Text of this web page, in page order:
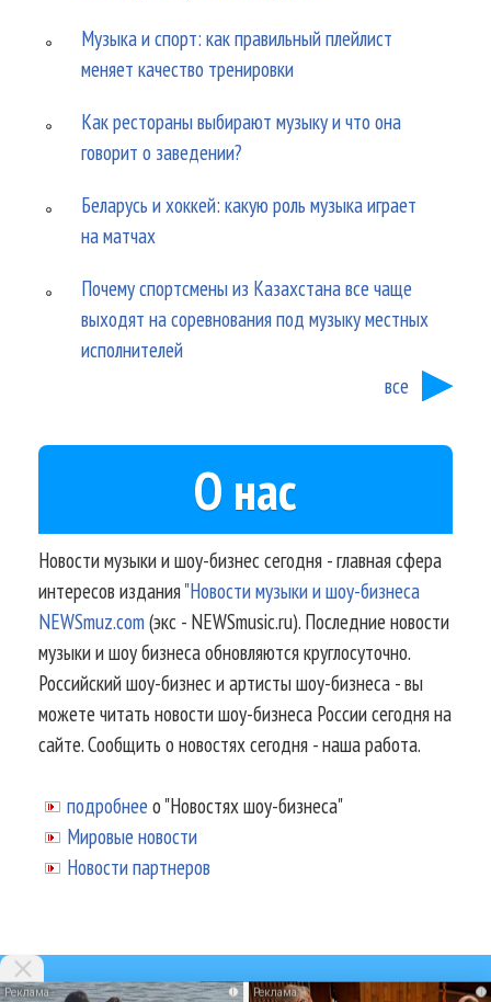
Музыка и спорт: как правильный плейлист
меняет качество тренировки
Как рестораны выбирают музыку и что она
говорит о заведении?
Беларусь и хоккей: какую роль музыка играет
на матчах
Почему спортсмены из Казахстана все чаще
выходят на соревнования под музыку местных
исполнителей
все
О нас
Новости музыки и шоу-бизнес сегодня - главная сфера
интересов издания"Новости музыки и шоу-бизнеса
NEWSmuz.com(экс - NEWSmusic.ru). Последние новости
музыки и шоу бизнеса обновляются круглосуточно.
Российский шоу-бизнес и артисты шоу-бизнеса - вы
можете читать новости шоу-бизнеса России сегодня на
сайте. Сообщить о новостях сегодня - наша работа.
подробнее о "Новостях шоу-бизнеса"
Мировые новости
Новости партнеров
i i